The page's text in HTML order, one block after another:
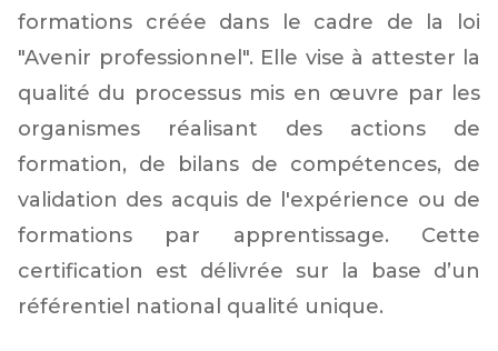
formations créée dans le cadre de la loi
"Avenir professionnel". Elle vise à attester la
qualité du processus mis en œuvre par les
organismes réalisant des actions de
formation, de bilans de compétences, de
validation des acquis de l'expérience ou de
formations par apprentissage. Cette
certification est délivrée sur la base d’un
référentiel national qualité unique.